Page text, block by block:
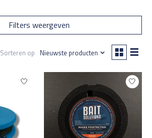
Filters weergeven
Sorteren op Nieuwste producten